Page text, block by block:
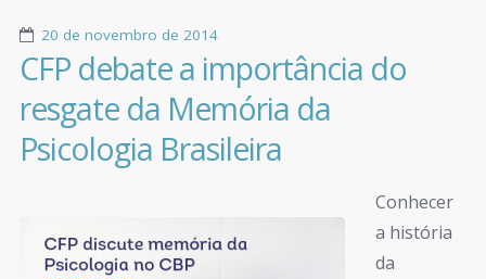
20 de novembro de 2014
CFP debate a importância do
resgate da Memória da
Psicologia Brasileira
Conhecer
a história
da